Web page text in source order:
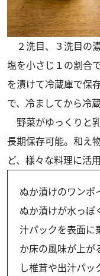
２洗目、３洗目の
塩を小さじ１の割合
を漬けて冷蔵庫で保
で、冷ましてから冷蔵
野菜がゆっくりと
長期保存可能。和え
ど、様々な料理に活
ぬか漬けのワンポ
ぬか漬けが水っぽ
汁パックを表面に
か床の風味が上が
し椎茸や出汁パッ